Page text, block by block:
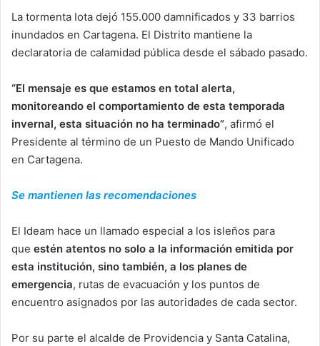
La tormenta Iota dejó 155.000 damnificados y 33 barrios
inundados en Cartagena. El Distrito mantiene la
declaratoria de calamidad pública desde el sábado pasado.
“El mensaje es que estamos en total alerta,
monitoreando el comportamiento de esta temporada
invernal, esta situación no ha terminado”, afirmó el
Presidente al término de un Puesto de Mando Unificado
en Cartagena.
Se mantienen las recomendaciones
El Ideam hace un llamado especial a los isleños para
que estén atentos no solo a la información emitida por
esta institución, sino también, a los planes de
emergencia, rutas de evacuación y los puntos de
encuentro asignados por las autoridades de cada sector.
Por su parte el alcalde de Providencia y Santa Catalina,